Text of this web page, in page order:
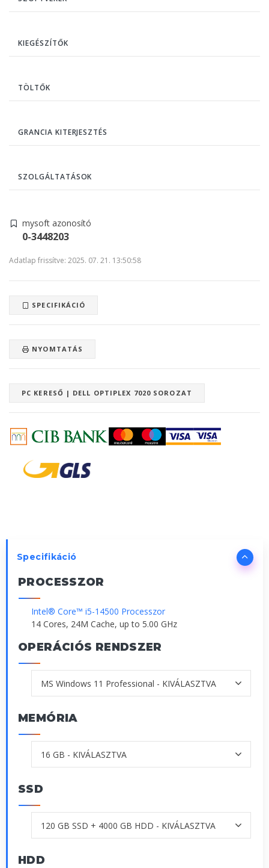
KIEGÉSZÍTŐK
TÖLTŐK
GRANCIA KITERJESZTÉS
SZOLGÁLTATÁSOK
mysoft azonosító
0-3448203
Adatlap frissítve: 2025. 07. 21. 13:50:58
SPECIFIKÁCIÓ
NYOMTATÁS
PC KERESŐ | DELL OPTIPLEX 7020 SOROZAT
Specifikáció
PROCESSZOR
Intel® Core™ i5-14500 Processzor
14 Cores, 24M Cache, up to 5.00 GHz
OPERÁCIÓS RENDSZER
MEMÓRIA
SSD
HDD